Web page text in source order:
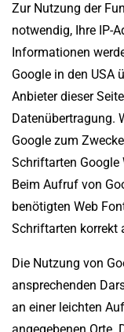
Zur Nutzung der
notwendig, Ihre IP-
Informationen
Google in den USA
Anbieter dieser
Datenübertragung.
Google zum
Schriftarten Google
Beim Aufruf von
benötigten Web
Schriftarten korrekt
Die Nutzung von
ansprechenden
an einer leichten